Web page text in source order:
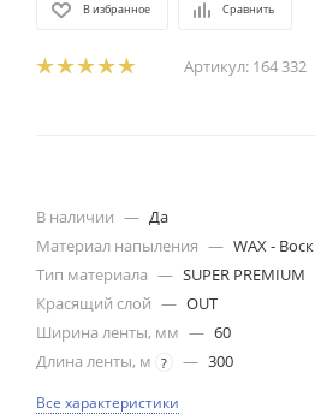
В избранное Сравнить
Артикул: 164 332
В наличии — Да
Материал напыления — WAX - Воск
Тип материала — SUPER PREMIUM
Красящий слой — OUT
Ширина ленты, мм — 60
Длина ленты, м ? — 300
Все характеристики